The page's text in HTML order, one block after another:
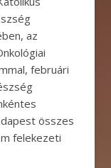
az
februári
összes
felekezeti